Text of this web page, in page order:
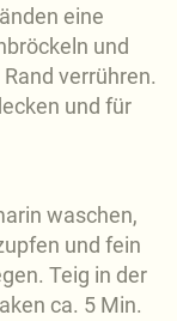
eine
und
verrühren.
und für
waschen,
und fein
Teig in der
ca. 5 Min.